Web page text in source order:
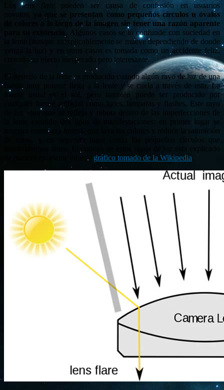
Loslens flare
pueden ser causa de confusión en usuarios
novatos,
ya que se presentan como pequeños círculos u óvalos
de colores a lo largo de la imagen sin tener una razón aparente
para su existencia
. Algunos casos se lo confunde con suciedad en
la lente (aunque inexplicablemente se mueve dependiendo de donde
venga la luz) y en otros casos es tomada como un accidente feliz,
creando un efecto inesperado pero interesante.
El destello de la lente es producido cuando algún rayo de luz de una
fuente muy potente llega a la lente y se cuela a través de esta. La
fuente usual es el sol, pero también puede ser producido por
cualquier fuente artificial como luces, lamparas y flashes. Este rayo
de luz «intruso» se refleja y rebota dentro de las imperfecciones de
la lente creando dos tipos de manifestaciones: en primer lugar se
muestra como una bruma, que lava los colores y reduce la saturación
de estos, y en segundo lugar como los pequeños círculos que
nombrábamos antes. El ingreso de estos rayos de luz esta explicado
de manera excelente en este gráfico tomado de la Wikipedia